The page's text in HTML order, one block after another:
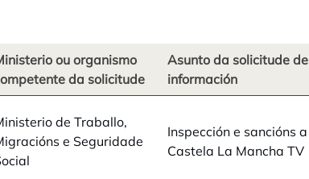
ou organismo
da solicitude
Asunto da solicitude de
información
de Traballo,
e Seguridade
Inspección e sancións a
Castela La Mancha TV